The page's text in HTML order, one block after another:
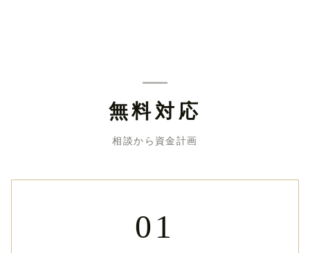
無料対応
相談から資金計画
01